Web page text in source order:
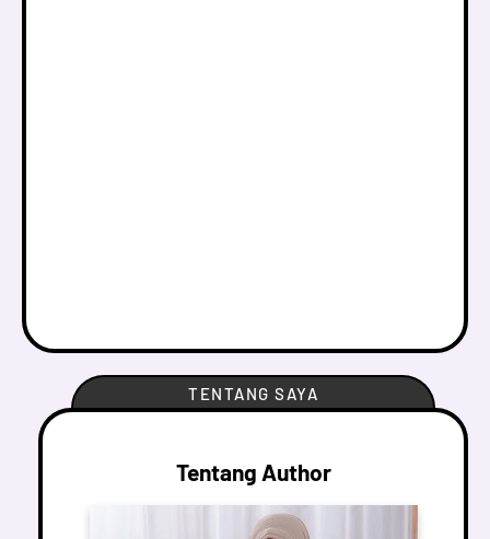
TENTANG SAYA
Tentang Author